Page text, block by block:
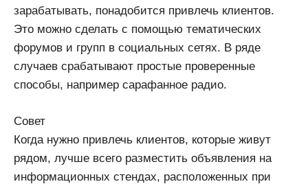
зарабатывать, понадобится привлечь клиентов.
Это можно сделать с помощью тематических
форумов и групп в социальных сетях. В ряде
случаев срабатывают простые проверенные
способы, например сарафанное радио.
Совет
Когда нужно привлечь клиентов, которые живут
рядом, лучше всего разместить объявления на
информационных стендах, расположенных при